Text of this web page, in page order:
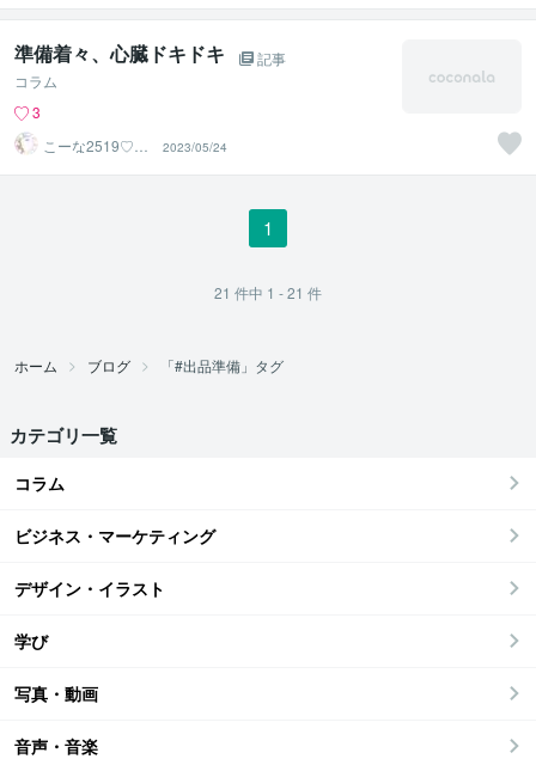
準備着々、心臓ドキドキ
記事
コラム
3
こーな2519♡心
の内をお聞かせ
ください
2023/05/24
1
21 件中 1 - 21 件
ホーム ブログ 「#出品準備」タグ
カテゴリ一覧
コラム
ビジネス・マーケティング
デザイン・イラスト
学び
写真・動画
音声・音楽